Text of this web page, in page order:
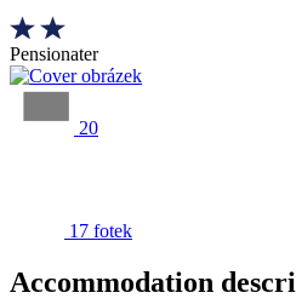
Pensionater
20
17 fotek
Accommodation